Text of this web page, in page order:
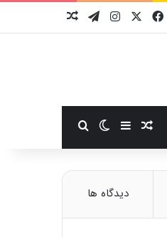
فیسبوکایکس اینستاگرام
تلگرام
نوشته تصادفی
سایدبارتغییر پوسته
دیدگاه ها